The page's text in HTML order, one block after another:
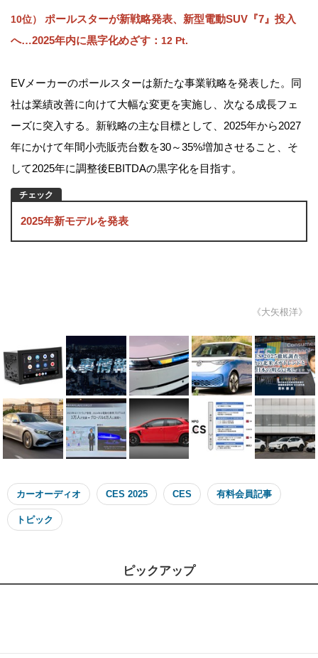
10位）
ポールスターが新戦略発表、新型電動SUV『7』投入
へ…2025年内に黒字化めざす ： 12 Pt.
EVメーカーのポールスターは新たな事業戦略を発表した。同
社は業績改善に向けて大幅な変更を実施し、次なる成長フェ
ーズに突入する。新戦略の主な目標として、2025年から2027
年にかけて年間小売販売台数を30～35%増加させること、そ
して2025年に調整後EBITDAの黒字化を目指す。
2025年新モデルを発表
《大矢根洋》
カーオーディオ CES 2025 CES 有料会員記事
トピック
ピックアップ